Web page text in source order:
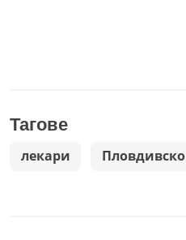
Тагове
лекари Пловдивско